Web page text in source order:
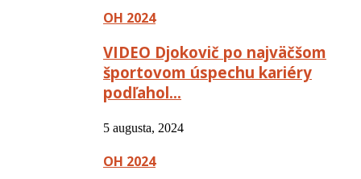
OH 2024
VIDEO Djokovič po najväčšom
športovom úspechu kariéry
podľahol…
5 augusta, 2024
OH 2024